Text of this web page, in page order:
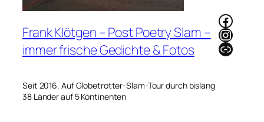
Frank Klötgen – Post Poetry Slam –
immer frische Gedichte & Fotos
Seit 2016. Auf Globetrotter-Slam-Tour durch bislang
38 Länder auf 5 Kontinenten
Link